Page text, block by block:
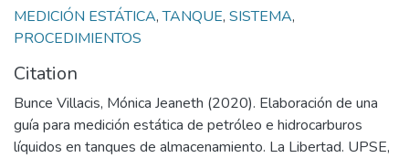
MEDICIÓN ESTÁTICA,TANQUE, SISTEMA,
PROCEDIMIENTOS
Citation
Bunce Villacis, Mónica Jeaneth (2020). Elaboración de una
guía para medición estática de petróleo e hidrocarburos
líquidos en tanques de almacenamiento. La Libertad. UPSE,